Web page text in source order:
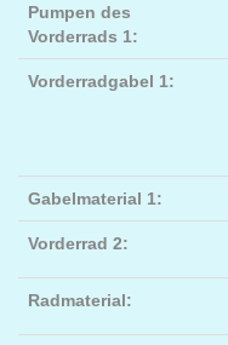
Pumpen des
Vorderrads 1:
Vorderradgabel 1:
Gabelmaterial 1:
Vorderrad 2:
Radmaterial: